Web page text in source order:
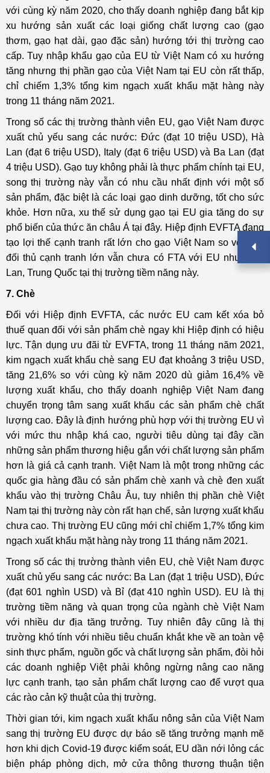
với cùng kỳ năm 2020, cho thấy doanh nghiệp đang bắt kịp
xu hướng sản xuất các loại giống chất lượng cao (gạo
thơm, gạo hạt dài, gạo đặc sản) hướng tới thị trường cao
cấp. Tuy nhập khẩu gạo của EU từ Việt Nam có xu hướng
tăng nhưng thị phần gạo của Việt Nam tại EU còn rất thấp,
chỉ chiếm 1,3% tổng kim ngạch xuất khẩu mặt hàng này
trong 11 tháng năm 2021.
Trong số các thị trường thành viên EU, gạo Việt Nam được
xuất chủ yếu sang các nước: Đức (đạt 10 triệu USD), Hà
Lan (đạt 6 triệu USD), Italy (đạt 6 triệu USD) và Ba Lan (đạt
4 triệu USD). Gạo tuy không phải là thực phẩm chính tại EU,
song thị trường này vẫn có nhu cầu nhất định với một số
sản phẩm, đặc biệt là các loại gạo dinh dưỡng, tốt cho sức
khỏe. Hơn nữa, xu thế sử dụng gạo tại EU gia tăng do sự
phổ biến của thức ăn châu Á tại đây. Hiệp định EVFTA đang
tạo lợi thế cạnh tranh rất lớn cho gạo Việt Nam so với các
đối thủ cạnh tranh lớn vẫn chưa có FTA với EU như Thái
Lan, Trung Quốc tại thị trường tiềm năng này.
7. Chè
Đối với Hiệp định EVFTA, các nước EU cam kết xóa bỏ
thuế quan đối với sản phẩm chè ngay khi Hiệp định có hiệu
lực. Tận dụng ưu đãi từ EVFTA, trong 11 tháng năm 2021,
kim ngạch xuất khẩu chè sang EU đạt khoảng 3 triệu USD,
tăng 21,6% so với cùng kỳ năm 2020 dù giảm 16,4% về
lượng xuất khẩu, cho thấy doanh nghiệp Việt Nam đang
chuyển trọng tâm sang xuất khẩu các sản phẩm chè chất
lượng cao. Đây là định hướng phù hợp với thị trường EU vì
với mức thu nhập khá cao, người tiêu dùng tại đây cần
những sản phẩm thương hiệu gắn với chất lượng sản phẩm
hơn là giá cả cạnh tranh. Việt Nam là một trong những các
quốc gia hàng đầu có sản phẩm chè xanh và chè đen xuất
khẩu vào thị trường Châu Âu, tuy nhiên thị phần chè Việt
Nam tại thị trường này còn rất hạn chế, sản lượng xuất khẩu
chưa cao. Thị trường EU cũng mới chỉ chiếm 1,7% tổng kim
ngạch xuất khẩu mặt hàng này trong 11 tháng năm 2021.
Trong số các thị trường thành viên EU, chè Việt Nam được
xuất chủ yếu sang các nước: Ba Lan (đạt 1 triệu USD), Đức
(đạt 601 nghìn USD) và Bỉ (đạt 410 nghìn USD). EU là thị
trường tiềm năng và quan trọng của ngành chè Việt Nam
với nhiều dư địa tăng trưởng. Tuy nhiên đây cũng là thị
trường khó tính với nhiều tiêu chuẩn khắt khe về an toàn vệ
sinh thực phẩm, nguồn gốc và chất lượng sản phẩm, đòi hỏi
các doanh nghiệp Việt phải không ngừng nâng cao năng
lực cạnh tranh, tạo sản phẩm chất lượng cao để vượt qua
các rào cản kỹ thuật của thị trường.
Thời gian tới, kim ngạch xuất khẩu nông sản của Việt Nam
sang thị trường EU được dự báo sẽ tăng trưởng mạnh mẽ
hơn khi dịch Covid-19 được kiểm soát, EU dần nới lỏng các
biện pháp phòng dịch, mở cửa thông thương thuận tiện